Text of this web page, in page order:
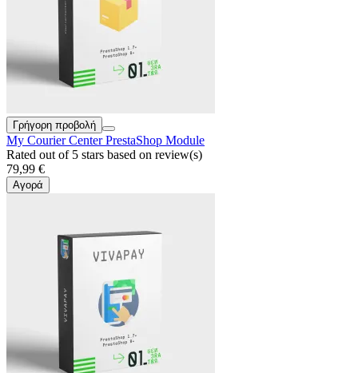
Γρήγορη προβολή
My Courier Center PrestaShop Module
Rated out of 5 stars based on review(s)
79,99 €
Αγορά